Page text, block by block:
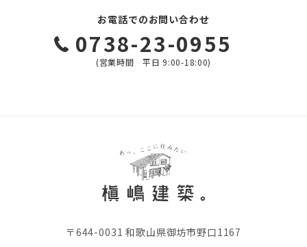
お電話でのお問い合わせ
0738-23-0955
(営業時間 平日 9:00-18:00)
〒644-0031 和歌山県御坊市野口1167